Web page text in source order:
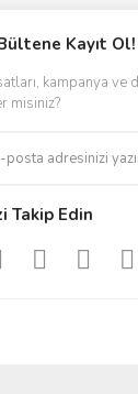
Kayıt Ol!
kampanya
misiniz?
Takip Edin